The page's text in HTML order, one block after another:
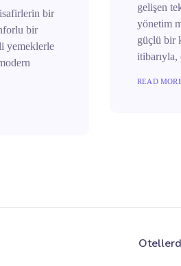
bir
bir
yemeklerle
gelişen
yönetim
güçlü bir
READ